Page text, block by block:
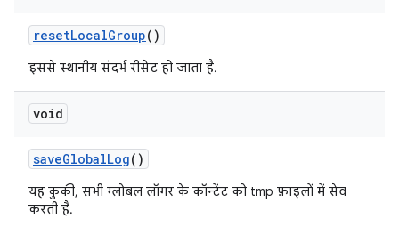
resetLocalGroup()
इससे स्थानीय संदर्भ रीसेट हो जाता है.
void
saveGlobalLog()
यह कुकी, सभी ग्लोबल लॉगर के कॉन्टेंट को tmp फ़ाइलों में सेव
करती है.